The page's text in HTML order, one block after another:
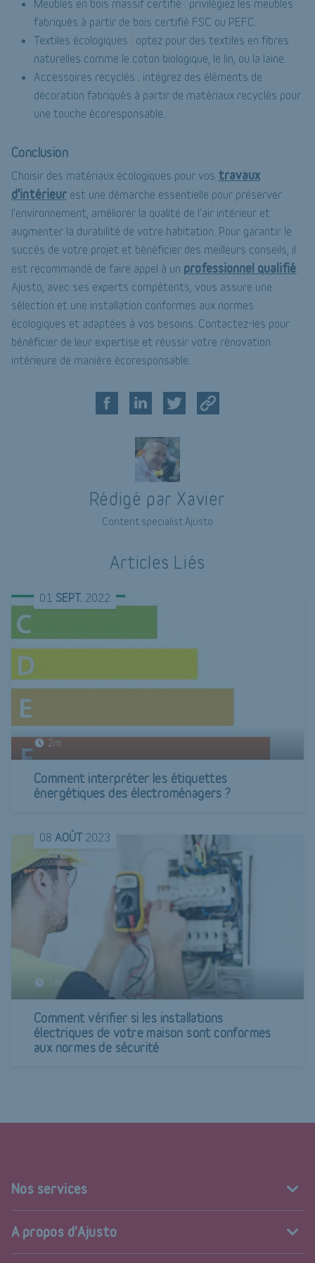
Meubles en bois massif certifié : privilégiez les meubles
fabriqués à partir de bois certifié FSC ou PEFC.
Textiles écologiques : optez pour des textiles en fibres
naturelles comme le coton biologique, le lin, ou la laine.
Accessoires recyclés : intégrez des éléments de
décoration fabriqués à partir de matériaux recyclés pour
une touche écoresponsable.
Conclusion
Choisir des matériaux écologiques pour vos travaux
d'intérieur est une démarche essentielle pour préserver
l'environnement, améliorer la qualité de l'air intérieur et
augmenter la durabilité de votre habitation. Pour garantir le
succès de votre projet et bénéficier des meilleurs conseils, il
est recommandé de faire appel à un professionnel qualifié
Ajusto, avec ses experts compétents, vous assure une
sélection et une installation conformes aux normes
écologiques et adaptées à vos besoins. Contactez-les pour
bénéficier de leur expertise et réussir votre rénovation
intérieure de manière écoresponsable.
Rédigé par Xavier
Content specialist Ajusto
Articles Liés
01 SEPT. 2022
2m
Comment interpréter les étiquettes
énergétiques des électroménagers ?
08 AOÛT 2023
1m
Comment vérifier si les installations
électriques de votre maison sont conformes
aux normes de sécurité
Nos services
A propos d'Ajusto